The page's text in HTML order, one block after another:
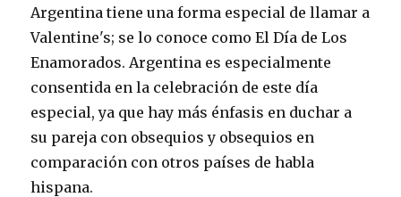
Argentina tiene una forma especial de llamar a
Valentine's; se lo conoce como El Día de Los
Enamorados. Argentina es especialmente
consentida en la celebración de este día
especial, ya que hay más énfasis en duchar a
su pareja con obsequios y obsequios en
comparación con otros países de habla
hispana.